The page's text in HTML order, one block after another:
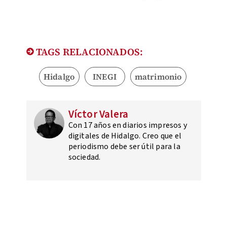
TAGS RELACIONADOS:
Hidalgo INEGI matrimonio
Víctor Valera
Con 17 años en diarios impresos y
digitales de Hidalgo. Creo que el
periodismo debe ser útil para la
sociedad.